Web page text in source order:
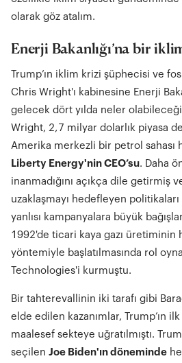
olarak göz atalım.
Enerji Bakanlığı’na bir
Trump’ın iklim krizi şüphecisi ve
Chris Wright'ı kabinesine Enerji
gelecek dört yılda neler
Wright, 2,7 milyar dolarlık piyasa
Amerika merkezli bir petrol sahası
Liberty Energy'nin CEO’su. Daha
inanmadığını açıkça dile getirmiş
uzaklaşmayı hedefleyen
yanlısı kampanyalara büyük
1992'de ticari kaya gazı üretiminin
yöntemiyle başlatılmasında rol
Technologies'i kurmuştu.
Bir tahterevallinin iki tarafı gibi
elde edilen kazanımlar, Trump’ın
maalesef sekteye uğratılmıştı.
seçilen Joe Biden'ın döneminde